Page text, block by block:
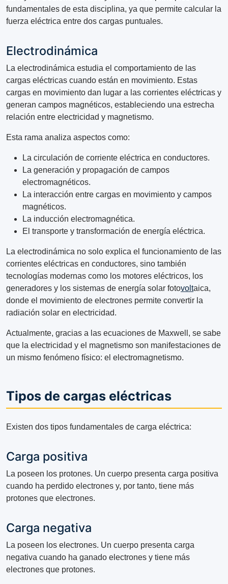
fundamentales de esta disciplina, ya que permite calcular la
fuerza eléctrica entre dos cargas puntuales.
Electrodinámica
La electrodinámica estudia el comportamiento de las
cargas eléctricas cuando están en movimiento. Estas
cargas en movimiento dan lugar a las corrientes eléctricas y
generan campos magnéticos, estableciendo una estrecha
relación entre electricidad y magnetismo.
Esta rama analiza aspectos como:
La circulación de corriente eléctrica en conductores.
La generación y propagación de campos
electromagnéticos.
La interacción entre cargas en movimiento y campos
magnéticos.
La inducción electromagnética.
El transporte y transformación de energía eléctrica.
La electrodinámica no solo explica el funcionamiento de las
corrientes eléctricas en conductores, sino también
tecnologías modernas como los motores eléctricos, los
generadores y los sistemas de energía solar fotovoltaica,
donde el movimiento de electrones permite convertir la
radiación solar en electricidad.
Actualmente, gracias a las ecuaciones de Maxwell, se sabe
que la electricidad y el magnetismo son manifestaciones de
un mismo fenómeno físico: el electromagnetismo.
Tipos de cargas eléctricas
Existen dos tipos fundamentales de carga eléctrica:
Carga positiva
La poseen los protones. Un cuerpo presenta carga positiva
cuando ha perdido electrones y, por tanto, tiene más
protones que electrones.
Carga negativa
La poseen los electrones. Un cuerpo presenta carga
negativa cuando ha ganado electrones y tiene más
electrones que protones.